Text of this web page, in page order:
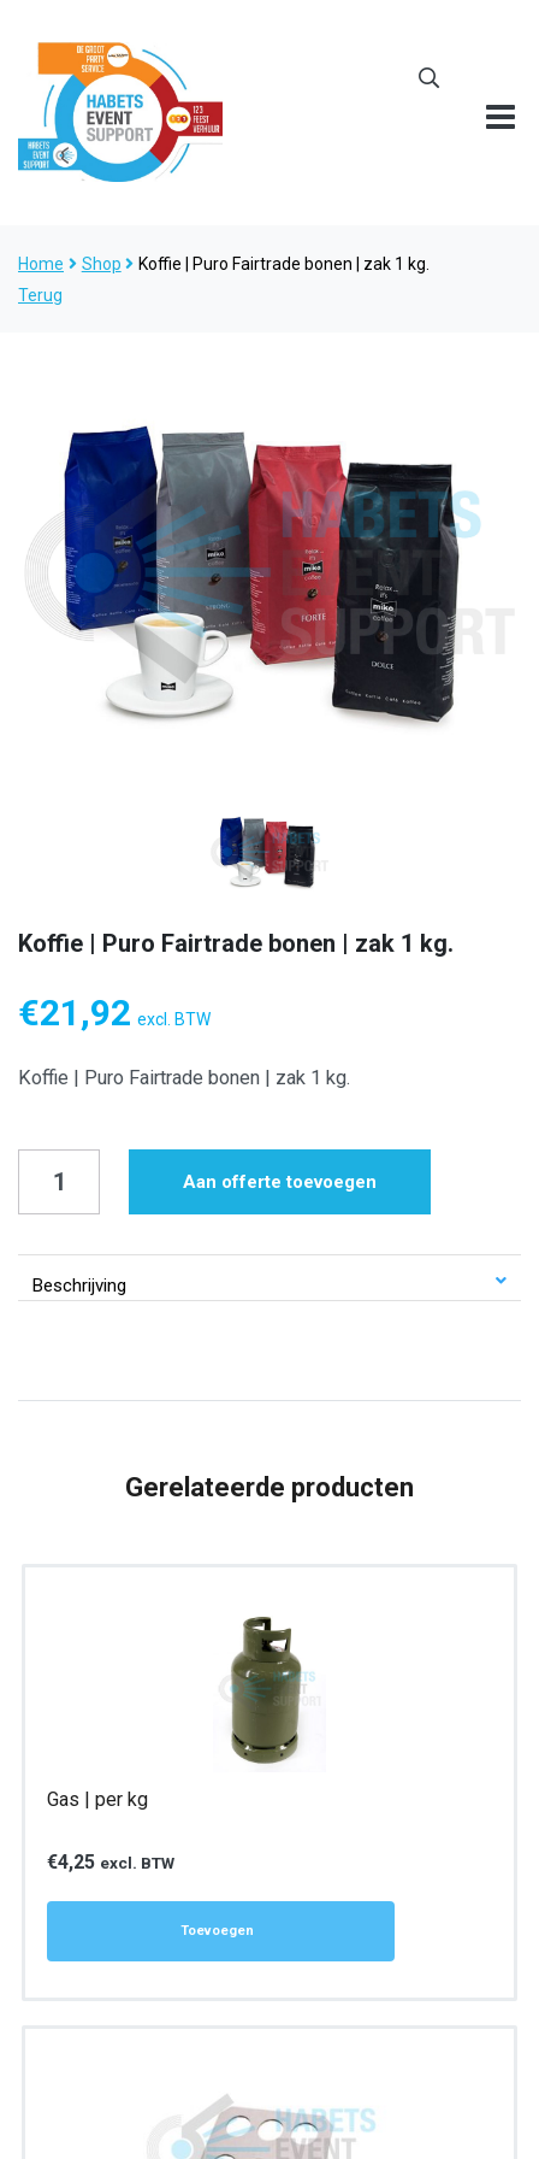
Home Shop
Koffie | Puro Fairtrade bonen | zak 1 kg.
Terug
Koffie | Puro Fairtrade bonen | zak 1 kg.
€21,92 excl. BTW
Koffie | Puro Fairtrade bonen | zak 1 kg.
Fairtrade
bonen
Aan offerte toevoegen
Beschrijving
Gerelateerde producten
Gas | per kg
€4,25 excl. BTW
Toevoegen